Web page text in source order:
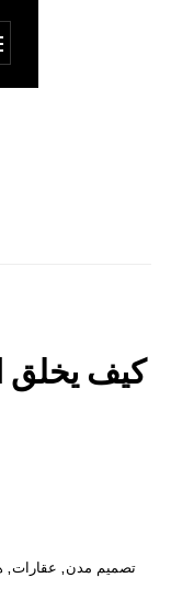
كيف يخلق
تصميم مدن عقارات